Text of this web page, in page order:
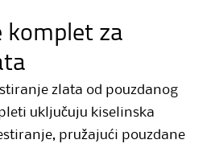
komplet za
zlata od pouzdanog
uključuju kiselinska
pružajući pouzdane